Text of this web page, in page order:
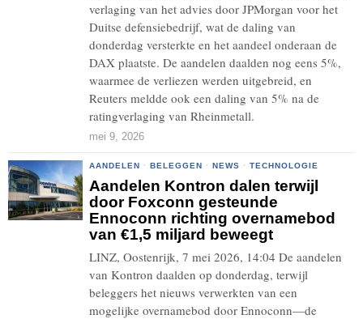
verlaging van het advies door JPMorgan voor het
Duitse defensiebedrijf, wat de daling van
donderdag versterkte en het aandeel onderaan de
DAX plaatste. De aandelen daalden nog eens 5%,
waarmee de verliezen werden uitgebreid, en
Reuters meldde ook een daling van 5% na de
ratingverlaging van Rheinmetall.
mei 9, 2026
AANDELEN · BELEGGEN · NEWS · TECHNOLOGIE
Aandelen Kontron dalen terwijl
door Foxconn gesteunde
Ennoconn richting overnamebod
van €1,5 miljard beweegt
LINZ, Oostenrijk, 7 mei 2026, 14:04 De aandelen
van Kontron daalden op donderdag, terwijl
beleggers het nieuws verwerkten van een
mogelijke overnamebod door Ennoconn—de